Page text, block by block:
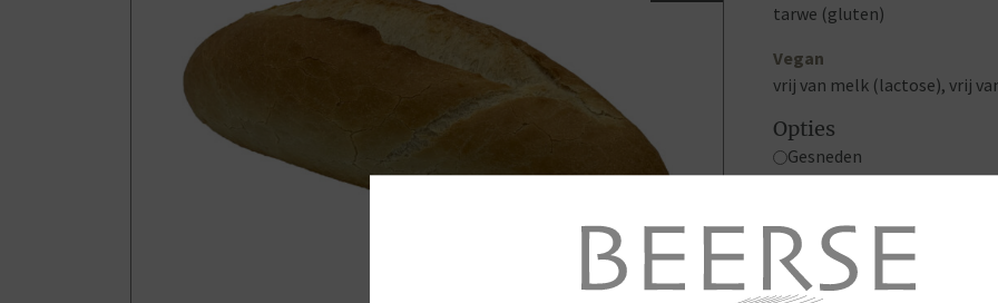
tarwe (gluten)
Vegan
vrij van melk (lactose), vrij
Opties
Gesneden
Ongesneden
Wit
aantal